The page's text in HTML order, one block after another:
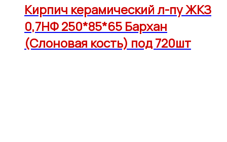
Кирпич керамический л-пу ЖКЗ
0,7НФ 250*85*65 Бархан
(Слоновая кость) под 720шт